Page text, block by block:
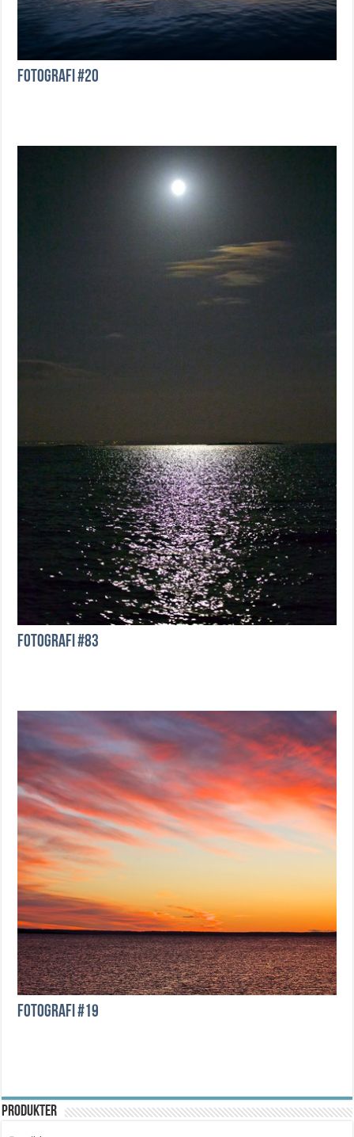
Fotografi #20
Fotografi #83
Fotografi #19
Produkter